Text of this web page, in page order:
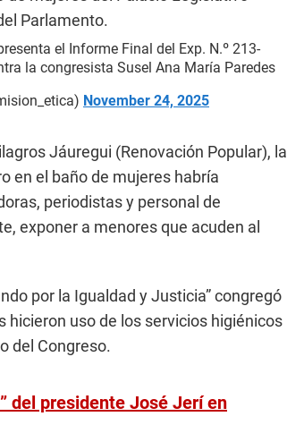
Parlamento.
el Informe Final del Exp. N.º 213-
la congresista Susel Ana María Paredes
November 24, 2025
Jáuregui (Renovación Popular), la
en el baño de mujeres habría
periodistas y personal de
exponer a menores que acuden al
por la Igualdad y Justicia” congregó
hicieron uso de los servicios higiénicos
del Congreso.
del presidente José Jerí en